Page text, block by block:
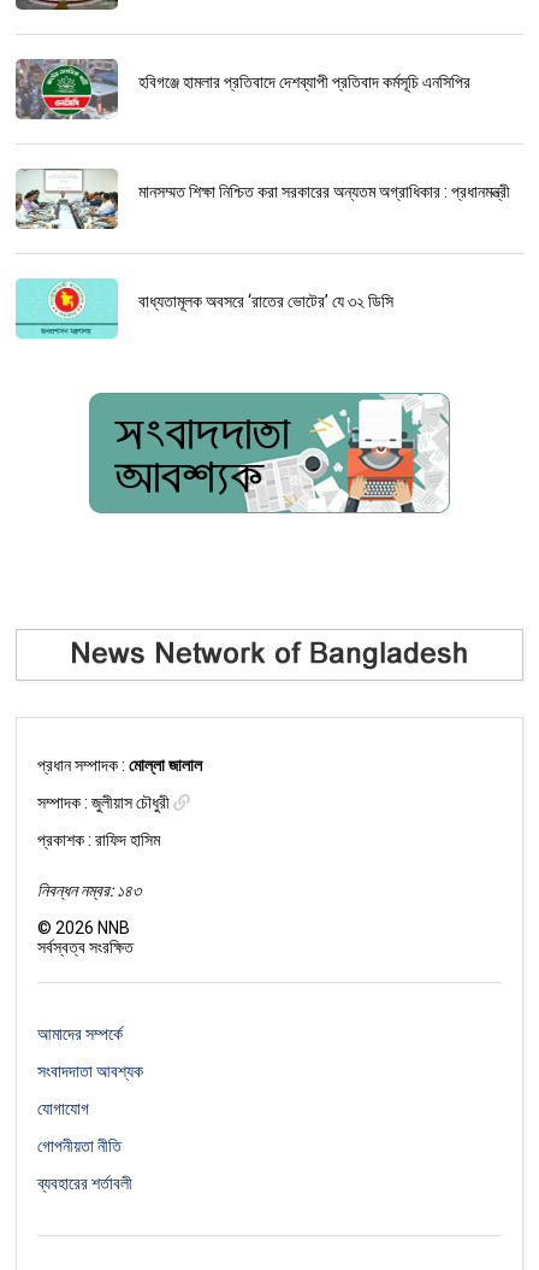
হবিগঞ্জে হামলার প্রতিবাদে দেশব্যাপী প্রতিবাদ কর্মসূচি এনসিপির
মানসম্মত শিক্ষা নিশ্চিত করা সরকারের অন্যতম অগ্রাধিকার : প্রধানমন্ত্রী
বাধ্যতামূলক অবসরে ‘রাতের ভোটের’ যে ৩২ ডিসি
প্রধান সম্পাদক :মোল্লা জালাল
সম্পাদক :জুলীয়াস চৌধুরী
প্রকাশক : রাফিদ হাসিম
নিবন্ধন নম্বর: ১৪৩
©2026 NNB
সর্বস্বত্ব সংরক্ষিত
আমাদের সম্পর্কে
সংবাদদাতা আবশ্যক
যোগাযোগ
গোপনীয়তা নীতি
ব্যবহারের শর্তাবলী